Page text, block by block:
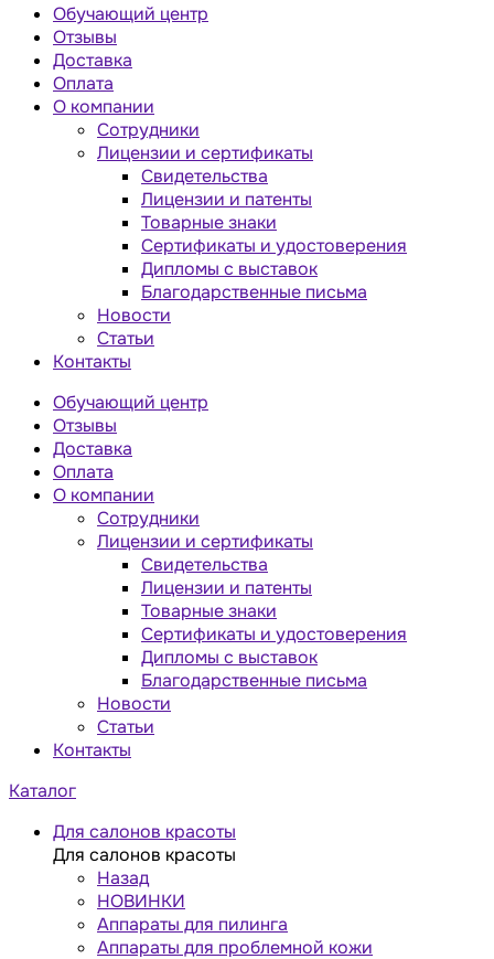
Обучающий центр
Отзывы
Доставка
Оплата
О компании
Сотрудники
Лицензии и сертификаты
Свидетельства
Лицензии и патенты
Товарные знаки
Сертификаты и удостоверения
Дипломы с выставок
Благодарственные письма
Новости
Статьи
Контакты
Обучающий центр
Отзывы
Доставка
Оплата
О компании
Сотрудники
Лицензии и сертификаты
Свидетельства
Лицензии и патенты
Товарные знаки
Сертификаты и удостоверения
Дипломы с выставок
Благодарственные письма
Новости
Статьи
Контакты
Каталог
Для салонов красоты
Для салонов красоты
Назад
НОВИНКИ
Аппараты для пилинга
Аппараты для проблемной кожи